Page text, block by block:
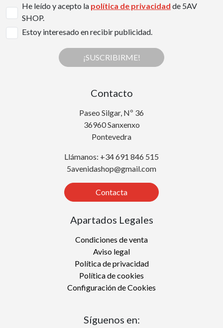
He leído y acepto la política de privacidad de 5AV
SHOP.
Estoy interesado en recibir publicidad.
¡SUSCRIBIRME!
Contacto
Paseo Silgar, Nº 36
36960 Sanxenxo
Pontevedra
Llámanos: +34 691 846 515
5avenidashop@gmail.com
Contacta
Apartados Legales
Condiciones de venta
Aviso legal
Política de privacidad
Política de cookies
Configuración de Cookies
Síguenos en: